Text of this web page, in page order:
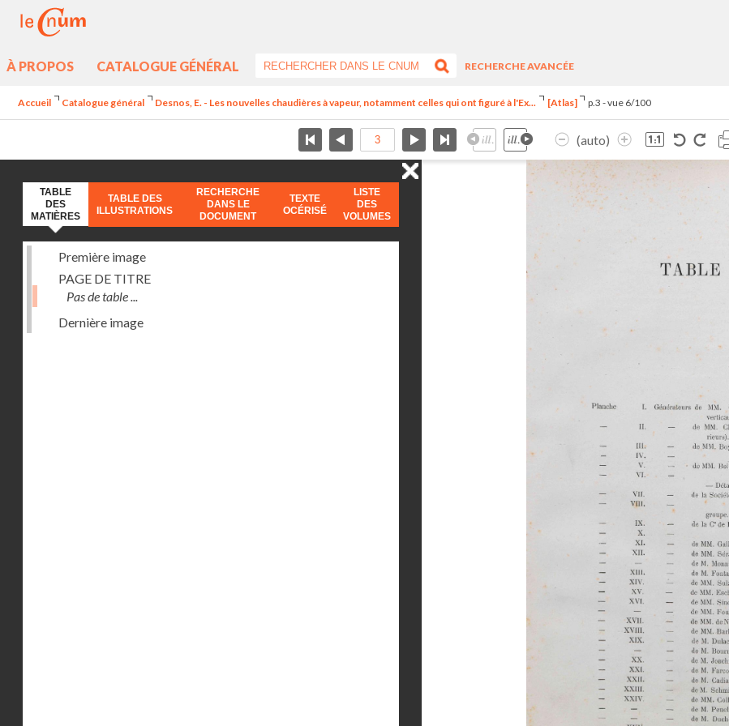
À PROPOS CATALOGUE GÉNÉRAL
RECHERCHE AVANCÉE
Accueil Catalogue général Desnos, E. - Les nouvelles chaudières à vapeur, notamment celles qui ont figuré à l'Ex... [Atlas] p.3 - vue 6/100
(auto)
TABLE
DES
MATIÈRES
TABLE DES
ILLUSTRATIONS
RECHERCHE
DANS LE
DOCUMENT
TEXTE
OCÉRISÉ
LISTE
DES
VOLUMES
Première image
PAGE DE TITRE
Pas de table ...
Dernière image